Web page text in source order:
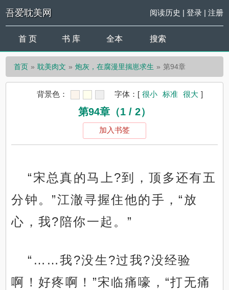
吾爱耽美网 阅读历史 | 登录| 注册
首 页 书 库 全本 搜索
首页 耽美肉文 炮灰，在腐漫里揣崽求生 第94章
背景色： 字体： [ 很小 标准 很大 ]
第94章（1 / 2）
加入书签
“宋总真的马上?到，顶多还有五
分钟。”江澈寻握住他的手，“放
心，我?陪你一起。”
“……我?没生?过我?没经验
啊！好疼啊！”宋临痛嚎，“打无痛